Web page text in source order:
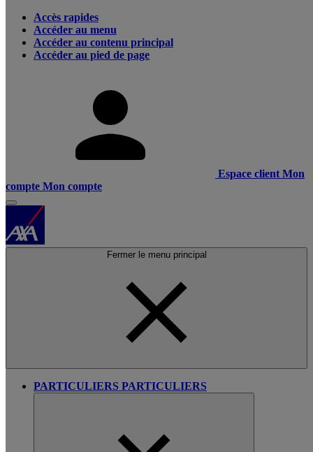
Accès rapides
Accéder au menu
Accéder au contenu principal
Accéder au pied de page
Espace client Mon
compte Mon compte
Fermer le menu principal
PARTICULIERS PARTICULIERS